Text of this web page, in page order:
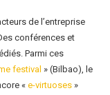
de l’entreprise
conférences et
Parmi ces
festival » (Bilbao), le
«e-virtuoses »